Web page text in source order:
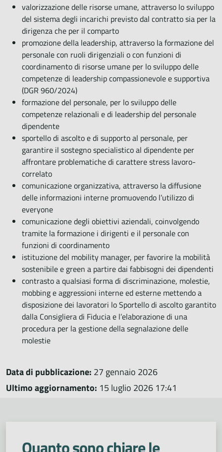
valorizzazione delle risorse umane, attraverso lo sviluppo
del sistema degli incarichi previsto dal contratto sia per la
dirigenza che per il comparto
promozione della leadership, attraverso la formazione del
personale con ruoli dirigenziali o con funzioni di
coordinamento di risorse umane per lo sviluppo delle
competenze di leadership compassionevole e supportiva
(DGR 960/2024)
formazione del personale, per lo sviluppo delle
competenze relazionali e di leadership del personale
dipendente
sportello di ascolto e di supporto al personale, per
garantire il sostegno specialistico al dipendente per
affrontare problematiche di carattere stress lavoro-
correlato
comunicazione organizzativa, attraverso la diffusione
delle informazioni interne promuovendo l’utilizzo di
everyone
comunicazione degli obiettivi aziendali, coinvolgendo
tramite la formazione i dirigenti e il personale con
funzioni di coordinamento
istituzione del mobility manager, per favorire la mobilità
sostenibile e green a partire dai fabbisogni dei dipendenti
contrasto a qualsiasi forma di discriminazione, molestie,
mobbing e aggressioni interne ed esterne mettendo a
disposizione dei lavoratori lo Sportello di ascolto garantito
dalla Consigliera di Fiducia e l’elaborazione di una
procedura per la gestione della segnalazione delle
molestie
Data di pubblicazione: 27 gennaio 2026
Ultimo aggiornamento: 15 luglio 2026 17:41